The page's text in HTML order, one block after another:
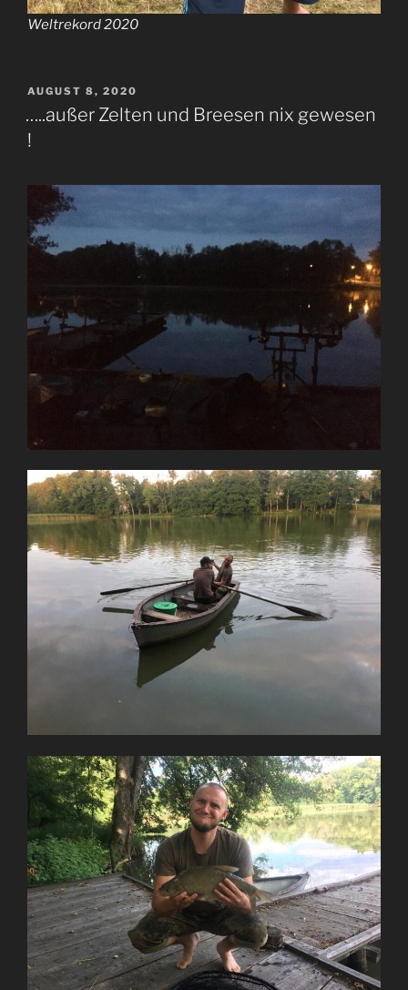
Weltrekord 2020
VERÖFFENTLICHT
AUGUST 8, 2020
…..außer Zelten und Breesen nix gewesen
!